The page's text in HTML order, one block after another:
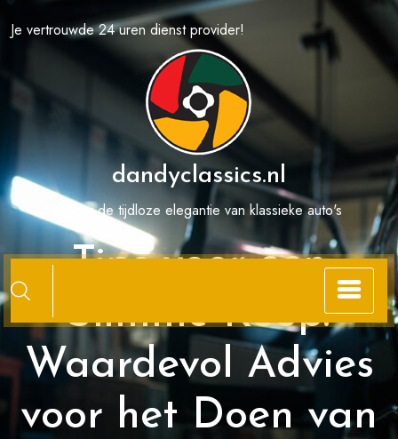
naar
inhoud
Je vertrouwde 24 uren dienst provider!
dandyclassics.nl
Ervaar de tijdloze elegantie van klassieke auto's
Tips voor een
Slimme Koop:
Waardevol Advies
voor het Doen van